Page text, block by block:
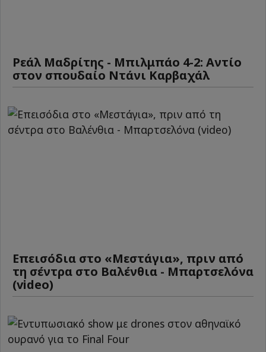
Ρεάλ Μαδρίτης - Μπιλμπάο 4-2: Αντίο
στον σπουδαίο Ντάνι Καρβαχάλ
Επεισόδια στο «Μεστάγια», πριν από
τη σέντρα στο Βαλένθια - Μπαρτσελόνα
(video)